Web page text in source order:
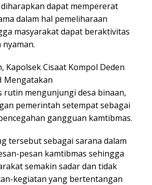
dapat mempererat
dalam hal pemeliharaan
masyarakat dapat beraktivitas
Kapolsek Cisaat Kompol Deden
Mengatakan
rutin mengunjungi desa binaan,
pemerintah setempat sebagai
gangguan kamtibmas.
tersebut sebagai sarana dalam
pesan kamtibmas sehingga
semakin sadar dan tidak
kegiatan yang bertentangan